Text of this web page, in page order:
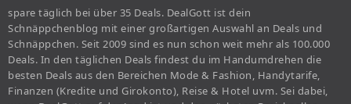
spare täglich bei über 35 Deals. DealGott ist dein
Schnäppchenblog mit einer großartigen Auswahl an Deals und
Schnäppchen. Seit 2009 sind es nun schon weit mehr als 100.000
Deals. In den täglichen Deals findest du im Handumdrehen die
besten Deals aus den Bereichen Mode & Fashion, Handytarife,
Finanzen (Kredite und Girokonto), Reise & Hotel uvm. Sei dabei,